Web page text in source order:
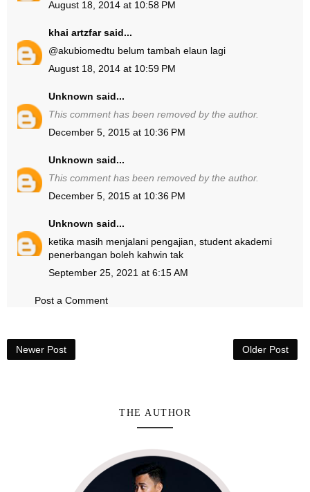
August 18, 2014 at 10:58 PM
khai artzfarsaid...
@akubiomedtu belum tambah elaun lagi
August 18, 2014 at 10:59 PM
Unknown said...
This comment has been removed by the author.
December 5, 2015 at 10:36 PM
Unknown said...
This comment has been removed by the author.
December 5, 2015 at 10:36 PM
Unknown said...
ketika masih menjalani pengajian, student akademi
penerbangan boleh kahwin tak
September 25, 2021 at 6:15 AM
Post a Comment
Newer Post Older Post
THE AUTHOR